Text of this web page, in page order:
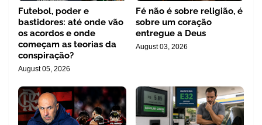
Futebol, poder e
bastidores: até onde vão
os acordos e onde
começam as teorias da
conspiração?
August 05, 2026
Fé não é sobre religião, é
sobre um coração
entregue a Deus
August 03, 2026